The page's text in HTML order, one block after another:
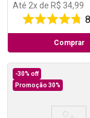
Até 2x de R$ 34,99
Comprar
-30% off
Promoção 30%